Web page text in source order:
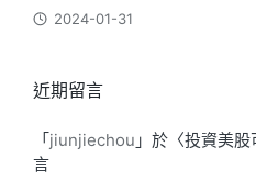
2024-01-31
近期留言
「jiunjiechou 」於〈投資美股
言